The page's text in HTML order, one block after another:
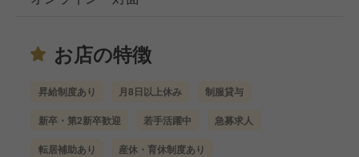
お店の特徴
昇給制度あり 月8日以上休み 制服貸与
新卒・第2新卒歓迎 若手活躍中 急募求人
転居補助あり 産休・育休制度あり